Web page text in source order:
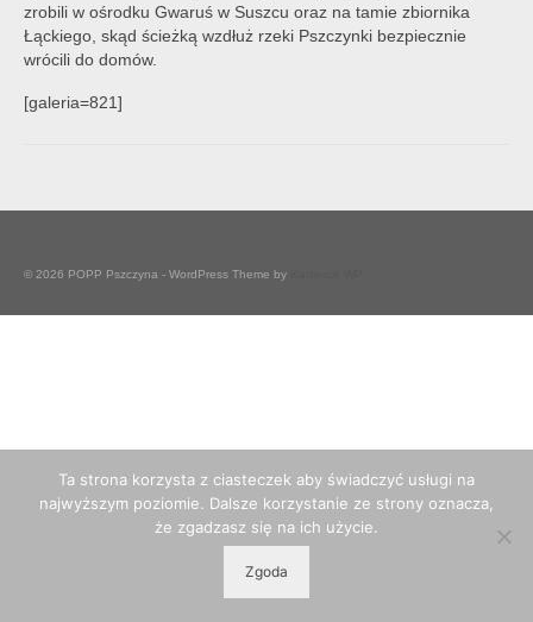
BIP
zrobili w ośrodku Gwaruś w Suszcu oraz na tamie zbiornika
Łąckiego, skąd ścieżką wzdłuż rzeki Pszczynki bezpiecznie
wrócili do domów.
[galeria=821]
© 2026 POPP Pszczyna - WordPress Theme by
Ta strona korzysta z ciasteczek aby świadczyć usługi na
najwyższym poziomie. Dalsze korzystanie ze strony oznacza,
że zgadzasz się na ich użycie.
Zgoda